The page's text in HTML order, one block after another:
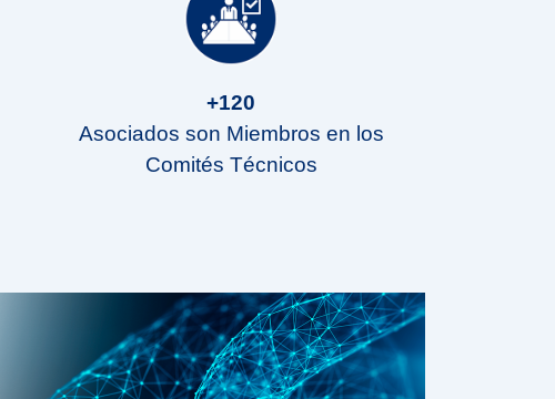
+120
Asociados son Miembros en los
Comités Técnicos